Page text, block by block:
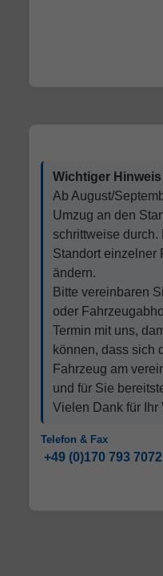
Wichtiger
Ab August/
Umzug an den
schrittweise
Standort einzelner
ändern.
Bitte vereinbaren
oder
Termin mit uns,
können, dass sich
Fahrzeug am
und für Sie
Vielen Dank für Ihr
Telefon & Fax
+49 (0)170 793 7072